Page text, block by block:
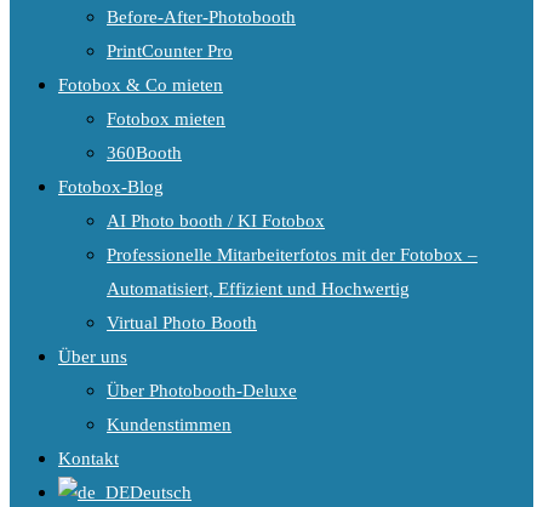
Before-After-Photobooth
PrintCounter Pro
Fotobox & Co mieten
Fotobox mieten
360Booth
Fotobox-Blog
AI Photo booth / KI Fotobox
Professionelle Mitarbeiterfotos mit der Fotobox –
Automatisiert, Effizient und Hochwertig
Virtual Photo Booth
Über uns
Über Photobooth-Deluxe
Kundenstimmen
Kontakt
Deutsch